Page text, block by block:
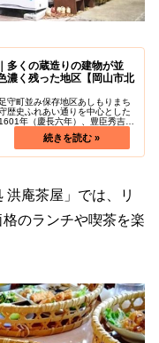
多くの蔵造りの建物が並
濃く残った地区【岡山市北
守町並み保存地区あしもりまち
歴史ふれあい通りを中心とした
年（慶長六年）、豊臣秀吉の
路城主 木下家定」を藩祖とする
洪庵茶屋」では、リ
のランチや喫茶を楽